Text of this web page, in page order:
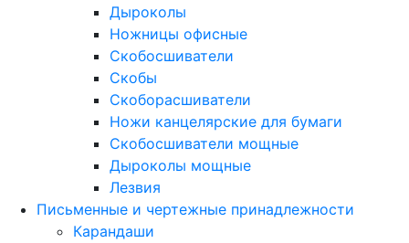
Дыроколы
Ножницы офисные
Скобосшиватели
Скобы
Скоборасшиватели
Ножи канцелярские для бумаги
Скобосшиватели мощные
Дыроколы мощные
Лезвия
Письменные и чертежные принадлежности
Карандаши